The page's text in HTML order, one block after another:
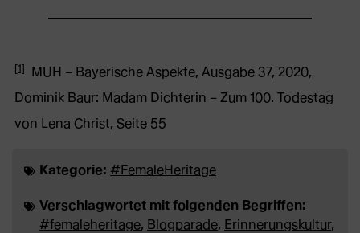
[1]
MUH – Bayerische Aspekte, Ausgabe 37, 2020,
Dominik Baur: Madam Dichterin – Zum 100. Todestag
von Lena Christ, Seite 55
Kategorie: #FemaleHeritage
Verschlagwortet mit folgenden Begriffen:
#femaleheritage, Blogparade, Erinnerungskultur,